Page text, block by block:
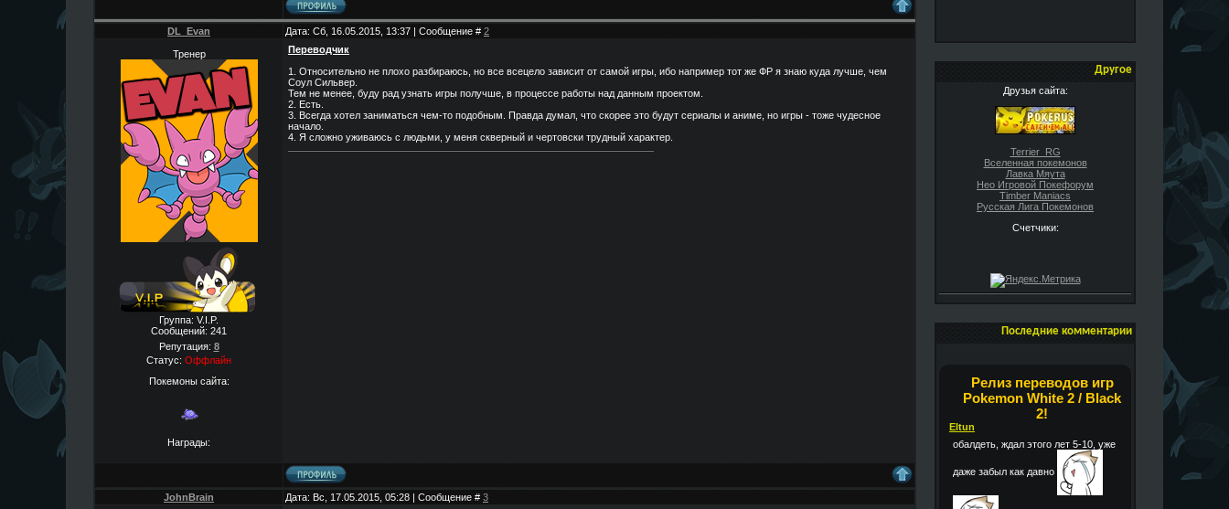
Другое
Друзья сайта:
Terrier_RG
Вселенная покемонов
Лавка Мяута
Нео Игровой Покефорум
Timber Maniacs
Русская Лига Покемонов
Счетчики:
Последние комментарии
Релиз переводов игр
Pokemon White 2 / Black
2!
Eltun
обалдеть, ждал этого лет 5-10, уже
даже забыл как давно
DL_Evan Дата: Сб, 16.05.2015, 13:37 | Сообщение # 2
Тренер
Группа: V.I.P.
Сообщений: 241
Репутация: 8
Статус: Оффлайн
Покемоны сайта:
Награды:
Переводчик
1. Относительно не плохо разбираюсь, но все всецело зависит от самой игры, ибо например тот же ФР я знаю куда лучше, чем
Соул Сильвер.
Тем не менее, буду рад узнать игры получше, в процессе работы над данным проектом.
2. Есть.
3. Всегда хотел заниматься чем-то подобным. Правда думал, что скорее это будут сериалы и аниме, но игры - тоже чудесное
начало.
4. Я сложно уживаюсь с людьми, у меня скверный и чертовски трудный характер.
JohnBrain Дата: Вс, 17.05.2015, 05:28 | Сообщение # 3